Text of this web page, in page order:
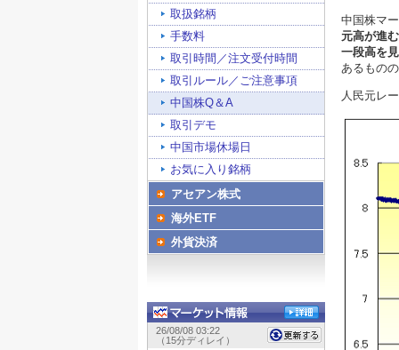
中国株マ
元高が進
一段高を
あるもの
人民元レ
取扱銘柄
手数料
取引時間／注文受付時間
取引ルール／ご注意事項
中国株Q＆A
取引デモ
中国市場休場日
お気に入り銘柄
アセアン株式
海外ETF
外貨決済